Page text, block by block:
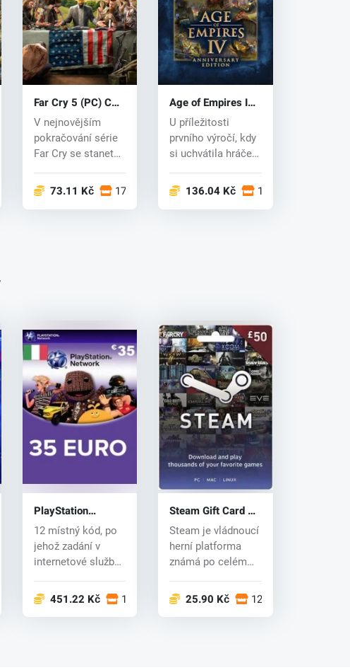
Far Cry 5 (PC) CD
key
V nejnovějším
pokračování série
Far Cry se stanete
okres...
73.11 Kč 17 obchodech
Age of Empires IV:
Anniversary
Edition (PC) key
U příležitosti
prvního výročí, kdy
si uchvátila hráče
pokra...136.04 Kč 17 obchodech
PlayStation
Network Card 35
EUR
12 místný kód, po
jehož zadání v
internetové službě
Network, se...
451.22 Kč 11 obchodech
Steam Gift Card 50
EUR
Steam je vládnoucí
herní platforma
známá po celém
uživat...
25.90 Kč 12 obchodech